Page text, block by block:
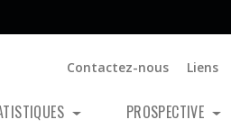
Contactez-nous Liens
PROSPECTIVE